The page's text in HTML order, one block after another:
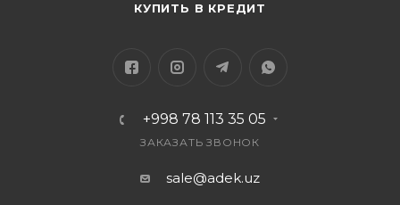
КУПИТЬ В КРЕДИТ
+998 78 113 35 05
ЗАКАЗАТЬ ЗВОНОК
sale@adek.uz